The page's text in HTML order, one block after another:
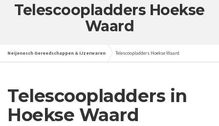
Telescoopladders Hoekse
Waard
Neijenesch Gereedschappen & IJzerwaren Telescoopladders Hoekse Waard
Telescoopladders in
Hoekse Waard